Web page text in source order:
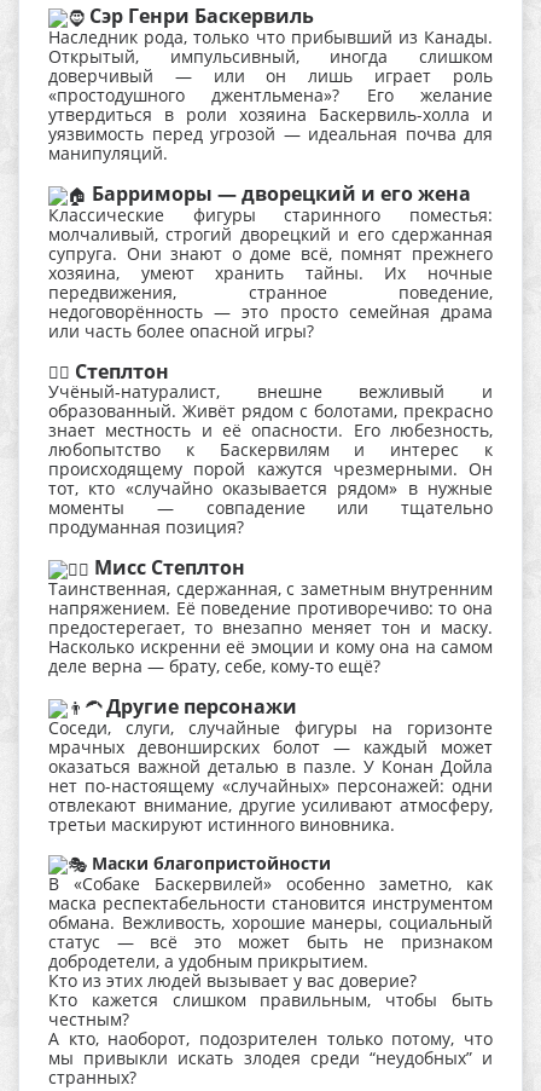
Сэр Генри Баскервиль
Наследник рода, только что прибывший из Канады.
Открытый, импульсивный, иногда слишком
доверчивый — или он лишь играет роль
«простодушного джентльмена»? Его желание
утвердиться в роли хозяина Баскервиль-холла и
уязвимость перед угрозой — идеальная почва для
манипуляций.
Барриморы — дворецкий и его жена
Классические фигуры старинного поместья:
молчаливый, строгий дворецкий и его сдержанная
супруга. Они знают о доме всё, помнят прежнего
хозяина, умеют хранить тайны. Их ночные
передвижения, странное поведение,
недоговорённость — это просто семейная драма
или часть более опасной игры?
🧍‍♂️ Степлтон
Учёный‑натуралист, внешне вежливый и
образованный. Живёт рядом с болотами, прекрасно
знает местность и её опасности. Его любезность,
любопытство к Баскервилям и интерес к
происходящему порой кажутся чрезмерными. Он
тот, кто «случайно оказывается рядом» в нужные
моменты — совпадение или тщательно
продуманная позиция?
Мисс Степлтон
Таинственная, сдержанная, с заметным внутренним
напряжением. Её поведение противоречиво: то она
предостерегает, то внезапно меняет тон и маску.
Насколько искренни её эмоции и кому она на самом
деле верна — брату, себе, кому-то ещё?
Другие персонажи
Соседи, слуги, случайные фигуры на горизонте
мрачных девонширских болот — каждый может
оказаться важной деталью в пазле. У Конан Дойла
нет по-настоящему «случайных» персонажей: одни
отвлекают внимание, другие усиливают атмосферу,
третьи маскируют истинного виновника.
Маски благопристойности
В «Собаке Баскервилей» особенно заметно, как
маска респектабельности становится инструментом
обмана. Вежливость, хорошие манеры, социальный
статус — всё это может быть не признаком
добродетели, а удобным прикрытием.
Кто из этих людей вызывает у вас доверие?
Кто кажется слишком правильным, чтобы быть
честным?
А кто, наоборот, подозрителен только потому, что
мы привыкли искать злодея среди “неудобных” и
странных?